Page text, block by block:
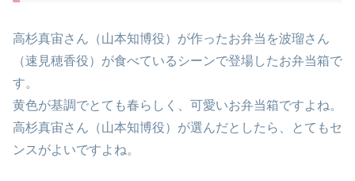
高杉真宙さん（山本知博役）が作ったお弁当を波瑠さん
（速見穂香役）が食べているシーンで登場したお弁当箱で
す。
黄色が基調でとても春らしく、可愛いお弁当箱ですよね。
高杉真宙さん（山本知博役）が選んだとしたら、とてもセ
ンスがよいですよね。